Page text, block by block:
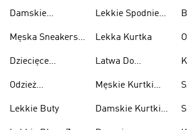
Damskie
Przewiewne
Męska Sneakersy
Dziecięce
Przewiewne
Odzież
Lekkie Buty
Lekkie Spodnie
Lekka Kurtka
Latwa Do
Kurtki
Męskie Kurtki
Damskie Kurtki